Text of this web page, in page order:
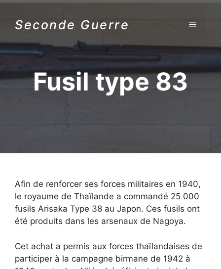
Aller
contenuSeconde Guerre MENU
Fusil type 83
Afin de renforcer ses forces militaires en 1940,
le royaume de Thaïlande a commandé 25 000
fusils Arisaka Type 38 au Japon. Ces fusils ont
été produits dans les arsenaux de Nagoya.
Cet achat a permis aux forces thaïlandaises de
participer à la campagne birmane de 1942 à